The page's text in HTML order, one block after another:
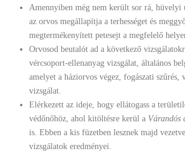
Amennyiben még nem került sor rá, hüvelyi
az orvos megállapítja a terhességet és
megtermékenyített petesejt a megfelelő
Orvosod beutalót ad a következő
vércsoport-ellenanyag vizsgálat, általános
amelyet a háziorvos végez, fogászati szűrés,
vizsgálat.
Elérkezett az ideje, hogy ellátogass a
védőnőhöz, ahol kitöltésre kerül a Várandós
is. Ebben a kis füzetben lesznek majd
vizsgálatok eredményei.